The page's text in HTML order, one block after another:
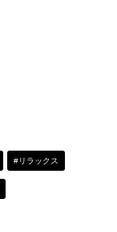
#リラックス